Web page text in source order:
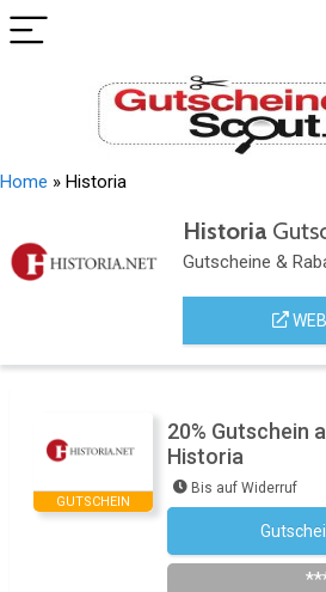
Home » Historia
Historia
Gutscheine &
GUTSCHEIN
20% Gutschein
Historia
Bis auf Widerruf